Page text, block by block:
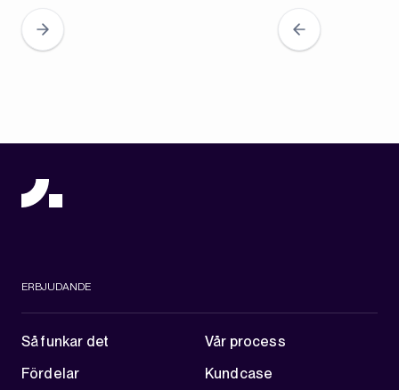
ERBJUDANDE
Så funkar det
Vår process
Fördelar
Kundcase